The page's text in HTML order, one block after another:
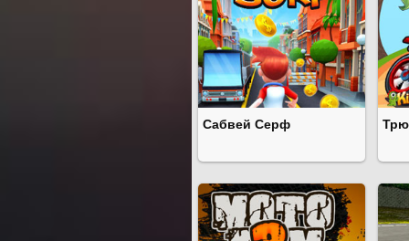
Сабвей Серф